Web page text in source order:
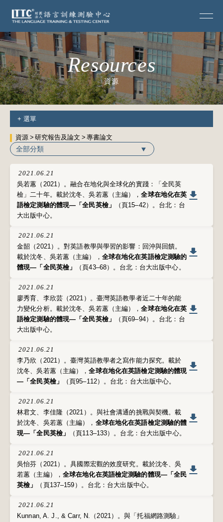
Resources
資源
+ 選單
資源 研究報告及論文 專書論文
全部分類
2021.06.21
吳若蕙（2021）。融合在地化與全球化的實踐：「全民英
檢」二十年。載於沈冬、吳若蕙（主編），全球在地化在英
語檢定測驗的體現—「全民英檢」
（頁15–42）。台北：台
大出版中心。
2021.06.21
金韶（2021）。對英語教學與學習的影響：回沖與回饋。
載於沈冬、吳若蕙（主編）， 全球在地化在英語檢定測驗的
體現—「全民英檢」
（頁43–68）。台北：台大出版中心。
2021.06.21
廖秀育、李欣芸（2021）。臺灣英語教學者近二十年的能
力變化分析。載於沈冬、吳若蕙（主編），全球在地化在英
語檢定測驗的體現—「全民英檢」
（頁69–94）。台北：台
大出版中心。
2021.06.21
李乃欣（2021）。臺灣英語教學者之寫作能力探究。載於
沈冬、吳若蕙（主編），全球在地化在英語檢定測驗的體現
—「全民英檢」
（頁95–112）。台北：台大出版中心。
2021.06.21
林君文、李佳隆（2021）。與社會溝通的挑戰與契機。載
於沈冬、吳若蕙（主編）， 全球在地化在英語檢定測驗的體
現—「全民英檢」
（頁113–133）。台北：台大出版中心。
2021.06.21
吳怡芬（2021）。具國際宏觀的效度研究。載於沈冬、吳
若蕙（主編）， 全球在地化在英語檢定測驗的體現—「全民
英檢」
（頁137–159）。台北：台大出版中心。
2021.06.21
Kunnan, A. J., & Carr, N.（2021）。與「托福網路測驗」